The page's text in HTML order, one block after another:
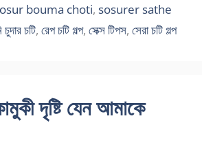
bouma choti, sosurer sathe
চুদার চটি, রেপ চটি গল্প, সেক্স টিপস, সেরা চটি গল্প
দৃষ্টি যেন আমাকে